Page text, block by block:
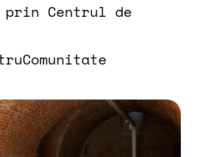
prin Centrul de